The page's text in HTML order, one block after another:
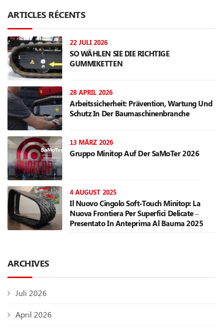
ARTICLES RÉCENTS
22 JULI 2026
SO WÄHLEN SIE DIE RICHTIGE
GUMMIKETTEN
28 APRIL 2026
Arbeitssicherheit: Prävention, Wartung Und
Schutz In Der Baumaschinenbranche
13 MÄRZ 2026
Gruppo Minitop Auf Der SaMoTer 2026
4 AUGUST 2025
Il Nuovo Cingolo Soft-Touch Minitop: La
Nuova Frontiera Per Superfici Delicate –
Presentato In Anteprima Al Bauma 2025
ARCHIVES
Juli 2026
April 2026